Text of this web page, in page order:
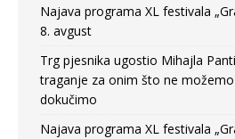
Najava programa XL festivala
8. avgust
Trg pjesnika ugostio Mihajla
traganje za onim što ne
dokučimo
Najava programa XL festivala